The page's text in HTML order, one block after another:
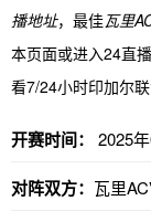
播地址，最佳瓦里
本页面或进入24直
看7/24小时印加尔联
开赛时间： 2025
对阵双方： 瓦里